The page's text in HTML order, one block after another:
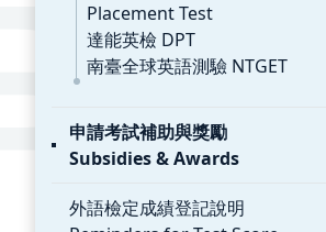
Placement Test
達能英檢 DPT
南臺全球英語測驗 NTGET
申請考試補助與獎勵
Subsidies & Awards
外語檢定成績登記說明